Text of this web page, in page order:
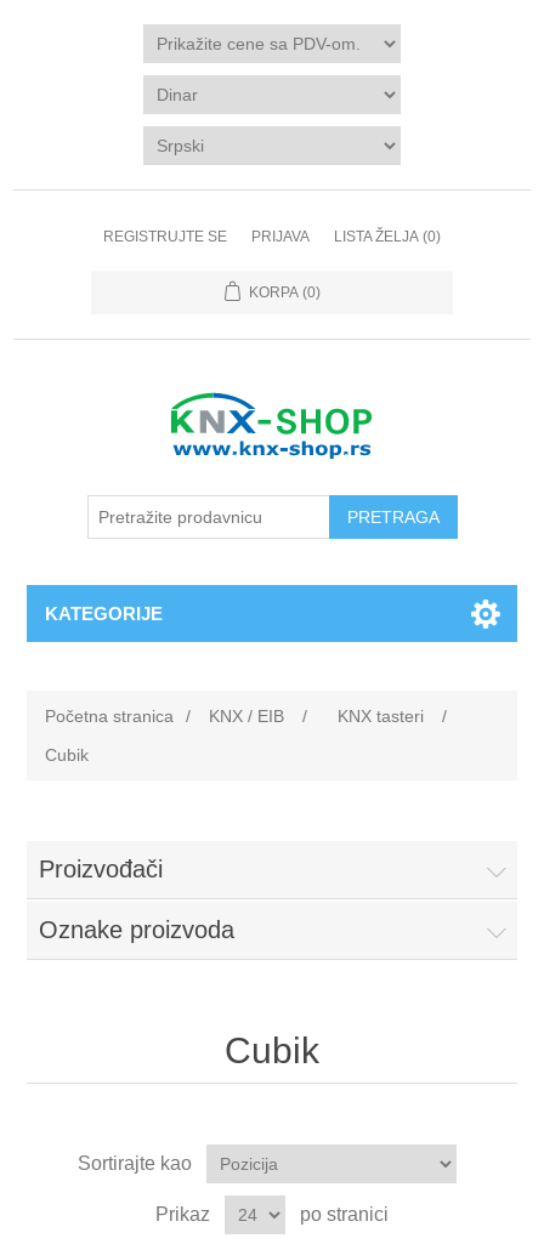
REGISTRUJTE SE PRIJAVA LISTA ŽELJA (0)
KORPA (0)
KATEGORIJE
Početna stranica / KNX / EIB / KNX tasteri
/
Cubik
Proizvođači
Oznake proizvoda
Cubik
Sortirajte kao
Prikaz po stranici